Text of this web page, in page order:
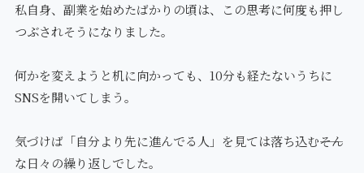
私自身、副業を始めたばかりの頃は、この思考に何度も押し
つぶされそうになりました。
何かを変えようと机に向かっても、10分も経たないうちに
SNSを開いてしまう。
気づけば「自分より先に進んでる人」を見ては落ち込む――そん
な日々の繰り返しでした。